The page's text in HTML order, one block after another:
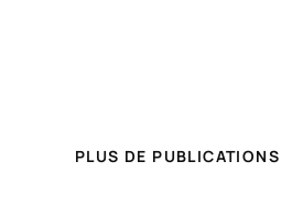
PLUS DE PUBLICATIONS